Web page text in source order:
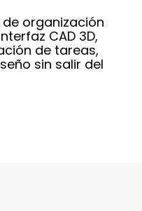
organización
CAD 3D,
de tareas,
sin salir del